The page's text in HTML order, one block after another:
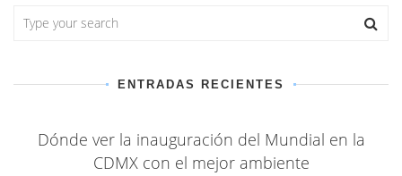
ENTRADAS RECIENTES
Dónde ver la inauguración del Mundial en la
CDMX con el mejor ambiente